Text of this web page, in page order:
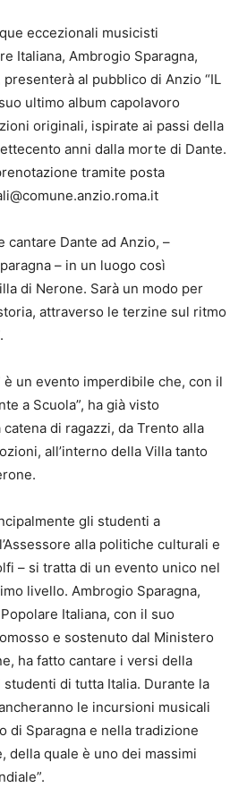
eccezionali musicisti
Italiana, Ambrogio Sparagna,
al pubblico di Anzio “IL
ultimo album capolavoro
originali, ispirate ai passi della
anni dalla morte di Dante.
tramite posta
cantare Dante ad Anzio, –
– in un luogo così
di Nerone. Sarà un modo per
attraverso le terzine sul ritmo
è un evento imperdibile che, con il
a Scuola”, ha già visto
di ragazzi, da Trento alla
all’interno della Villa tanto
gli studenti a
alla politiche culturali e
– si tratta di un evento unico nel
livello. Ambrogio Sparagna,
Italiana, con il suo
e sostenuto dal Ministero
ha fatto cantare i versi della
studenti di tutta Italia. Durante la
le incursioni musicali
di Sparagna e nella tradizione
della quale è uno dei massimi